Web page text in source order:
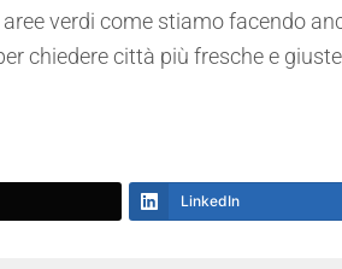
verdi come stiamo facendo
chiedere città più fresche e
LinkedIn